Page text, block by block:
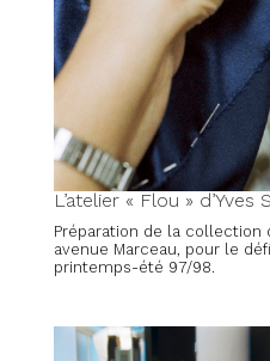
L’atelier « Flou » d’Yves
Préparation de la collection
avenue Marceau, pour le
printemps-été 97/98.